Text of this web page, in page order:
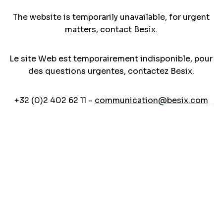
The website is temporarily unavailable, for urgent
matters, contact Besix.
Le site Web est temporairement indisponible, pour
des questions urgentes, contactez Besix.
+32 (0)2 402 62 11 - communication@besix.com